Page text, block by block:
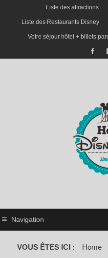
Liste des attractions
Liste des Restaurants Disney
Votre séjour hôtel + billets
Navigation
VOUS ÊTES ICI : Home